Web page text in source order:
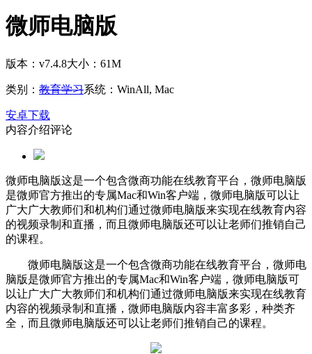
微师电脑版
版本：v7.4.8大小：61M
类别： 教育学习系统：WinAll, Mac
安卓下载
内容介绍评论
微师电脑版这是一个包含微商功能在线教育平台，微师电脑版
是微师官方推出的专属Mac和Win客户端，微师电脑版可以让
广大广大教师们和机构们通过微师电脑版来实现在线教育内容
的视频录制和直播，而且微师电脑版还可以让老师们推销自己
的课程。
微师电脑版这是一个包含微商功能在线教育平台，微师电
脑版是微师官方推出的专属Mac和Win客户端，微师电脑版可
以让广大广大教师们和机构们通过微师电脑版来实现在线教育
内容的视频录制和直播，微师电脑版内容丰富多彩，种类齐
全，而且微师电脑版还可以让老师们推销自己的课程。